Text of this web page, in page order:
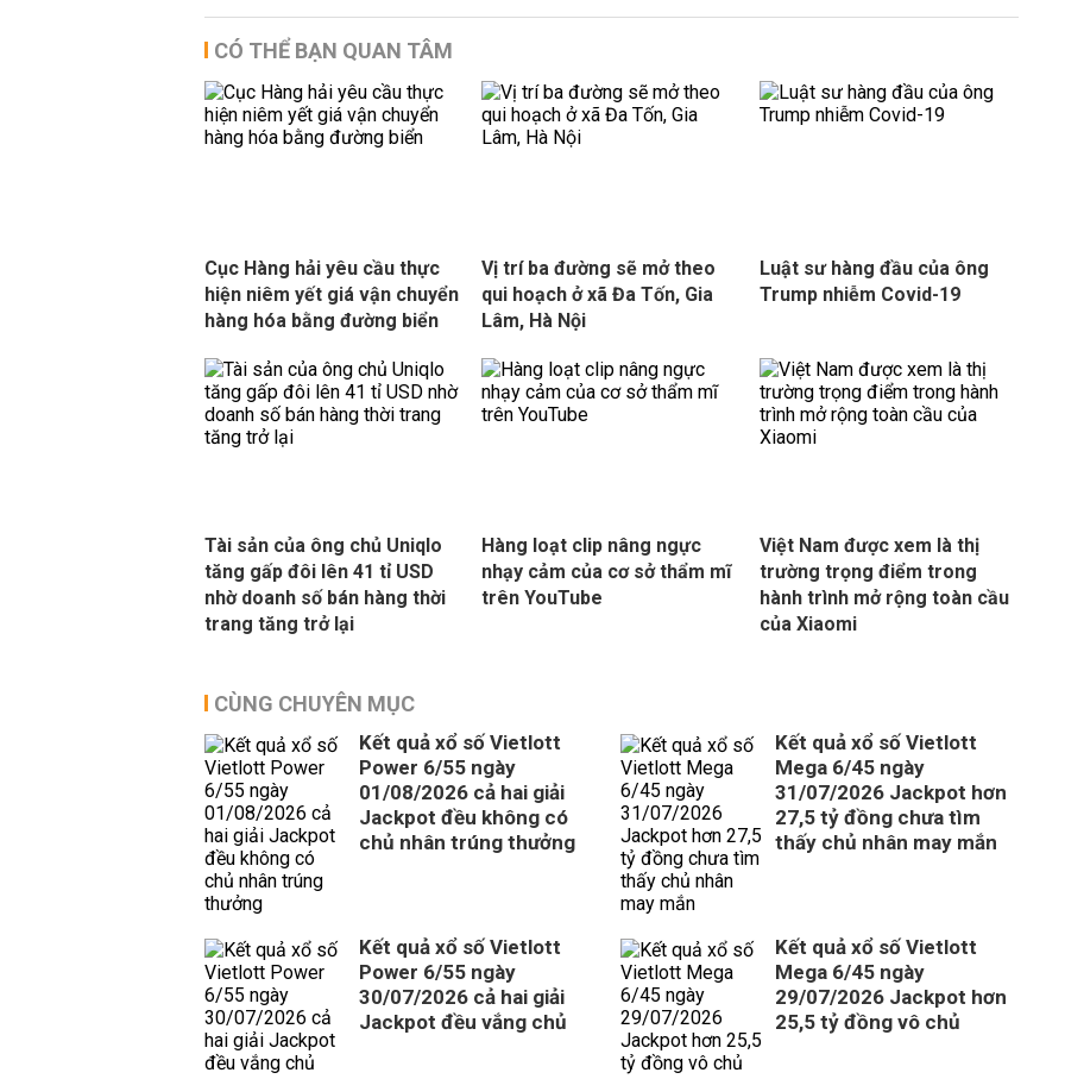
CÓ THỂ BẠN QUAN TÂM
Cục Hàng hải yêu cầu thực
hiện niêm yết giá vận chuyển
hàng hóa bằng đường biển
Vị trí ba đường sẽ mở theo
qui hoạch ở xã Đa Tốn, Gia
Lâm, Hà Nội
Luật sư hàng đầu của ông
Trump nhiễm Covid-19
Tài sản của ông chủ Uniqlo
tăng gấp đôi lên 41 tỉ USD
nhờ doanh số bán hàng thời
trang tăng trở lại
Hàng loạt clip nâng ngực
nhạy cảm của cơ sở thẩm mĩ
trên YouTube
Việt Nam được xem là thị
trường trọng điểm trong
hành trình mở rộng toàn cầu
của Xiaomi
CÙNG CHUYÊN MỤC
Kết quả xổ số Vietlott
Power 6/55 ngày
01/08/2026 cả hai giải
Jackpot đều không có
chủ nhân trúng thưởng
Kết quả xổ số Vietlott
Mega 6/45 ngày
31/07/2026 Jackpot hơn
27,5 tỷ đồng chưa tìm
thấy chủ nhân may mắn
Kết quả xổ số Vietlott
Power 6/55 ngày
30/07/2026 cả hai giải
Jackpot đều vắng chủ
Kết quả xổ số Vietlott
Mega 6/45 ngày
29/07/2026 Jackpot hơn
25,5 tỷ đồng vô chủ